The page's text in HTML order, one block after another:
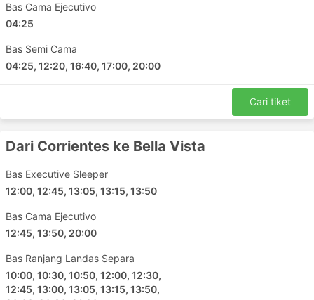
Bas Cama Ejecutivo
04:25
Bas Semi Cama
04:25, 12:20, 16:40, 17:00, 20:00
Cari tiket
Dari Corrientes ke Bella Vista
Bas Executive Sleeper
12:00, 12:45, 13:05, 13:15, 13:50
Bas Cama Ejecutivo
12:45, 13:50, 20:00
Bas Ranjang Landas Separa
10:00, 10:30, 10:50, 12:00, 12:30,
12:45, 13:00, 13:05, 13:15, 13:50,